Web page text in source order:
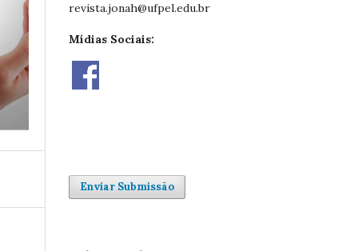
revista.jonah@ufpel.edu.br
Mídias Sociais:
Enviar Submissão